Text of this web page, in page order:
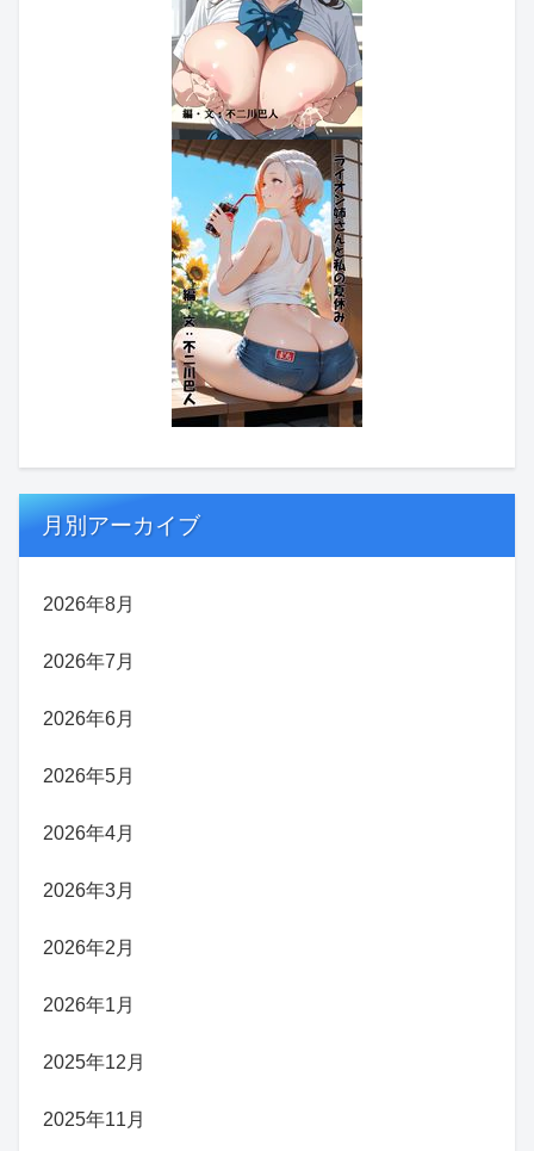
月別アーカイブ
2026年8月
2026年7月
2026年6月
2026年5月
2026年4月
2026年3月
2026年2月
2026年1月
2025年12月
2025年11月